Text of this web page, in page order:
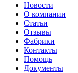
Новости
О компании
Статьи
Отзывы
Фабрики
Контакты
Помощь
Документы